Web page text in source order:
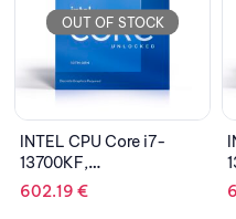
OUT OF STOCK
INTEL CPU Core i7-
13700K, BX8071513700K
642.96